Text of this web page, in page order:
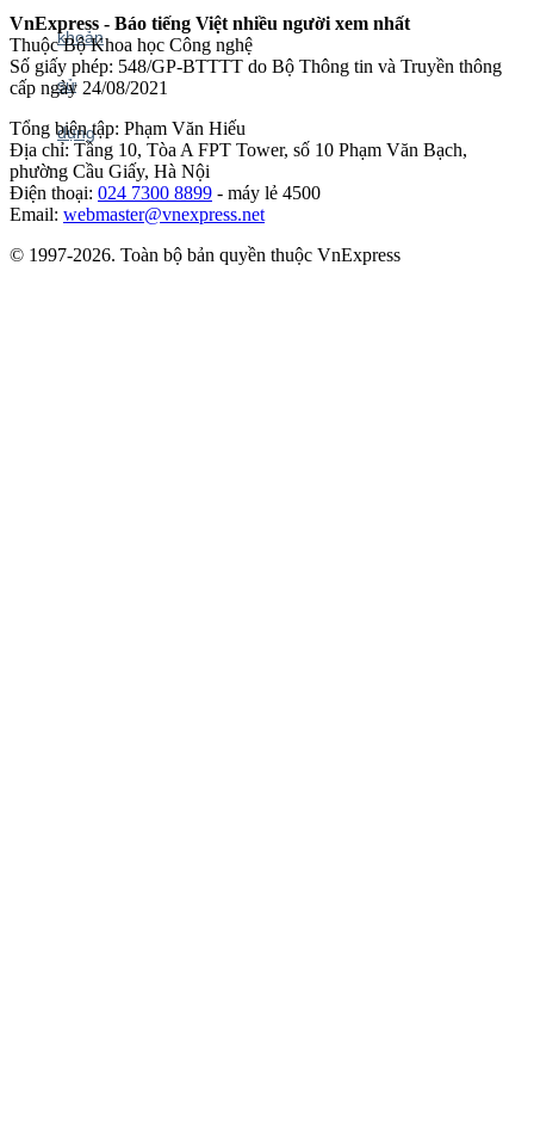
VnExpress - Báo tiếng Việt nhiều người xem nhất
Thuộc Bộ Khoa học Công nghệ
Số giấy phép: 548/GP-BTTTT do Bộ Thông tin và Truyền thông
cấp ngày 24/08/2021
Tổng biên tập: Phạm Văn Hiếu
Địa chỉ: Tầng 10, Tòa A FPT Tower, số 10 Phạm Văn Bạch,
phường Cầu Giấy, Hà Nội
Điện thoại: 024 7300 8899 - máy lẻ 4500
Email: webmaster@vnexpress.net
© 1997-2026. Toàn bộ bản quyền thuộc VnExpress